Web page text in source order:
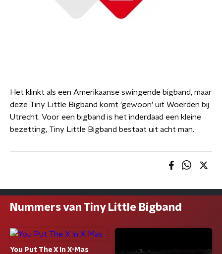
Het klinkt als een Amerikaanse swingende bigband, maar
deze Tiny Little Bigband komt 'gewoon' uit Woerden bij
Utrecht. Voor een bigband is het inderdaad een kleine
bezetting, Tiny Little Bigband bestaat uit acht man.
Nummers van Tiny Little Bigband
You Put The X In X-Mas